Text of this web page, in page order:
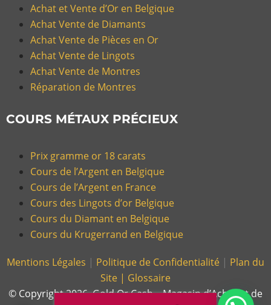
Achat et Vente d’Or en Belgique
Achat Vente de Diamants
Achat Vente de Pièces en Or
Achat Vente de Lingots
Achat Vente de Montres
Réparation de Montres
COURS MÉTAUX PRÉCIEUX
Prix gramme or 18 carats
Cours de l’Argent en Belgique
Cours de l’Argent en France
Cours des Lingots d’or Belgique
Cours du Diamant en Belgique
Cours du Krugerrand en Belgique
Mentions Légales | Politique de Confidentialité | Plan du
Site | Glossaire
© Copyright 2026, Gold Or Cash – Magasin d’Achat et de